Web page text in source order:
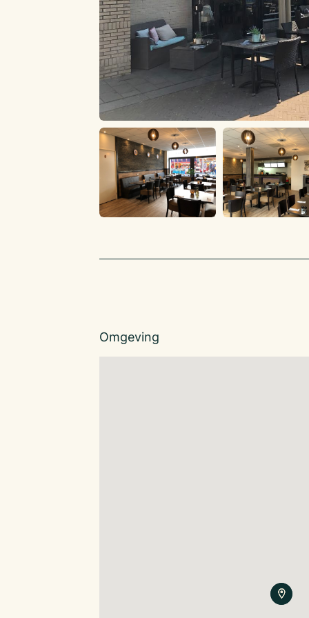
Inrichtingseisen
Het pand voldoet aan de inrichtingseisen
Afnameverplichtingen
Er zijn geen afnameverplichtingen.
Bruikleengoederen
Geen. Alles eigendom.
Automatenverplichting
Niet van toepassing
Leasecontracten
Niet van toepassing
Personeel
Omgeving